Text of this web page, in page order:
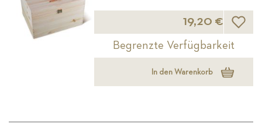
19,20 €
Begrenzte Verfügbarkeit
In den Warenkorb